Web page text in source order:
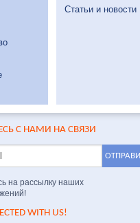
Статьи и новости
С НАМИ НА СВЯЗИ
на рассылку наших
WITH US!